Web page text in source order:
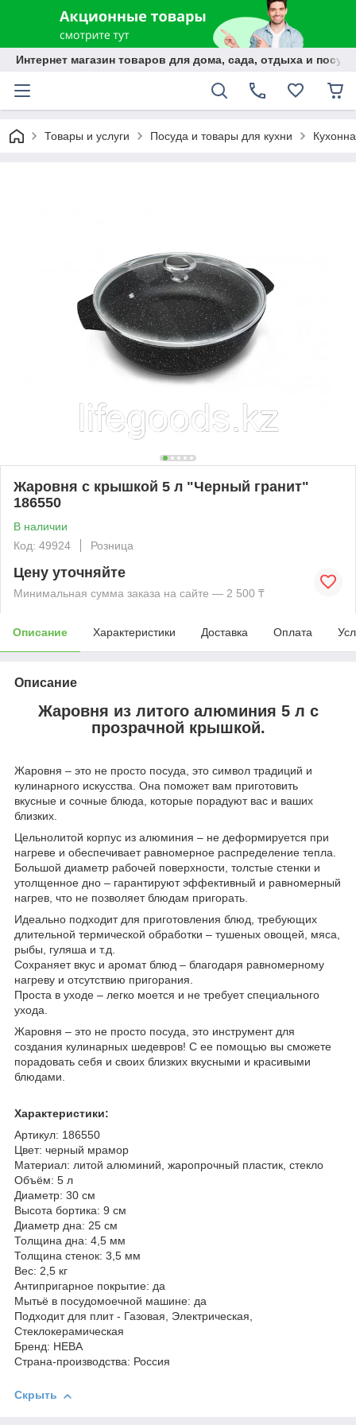
Интернет магазин товаров для дома, сада, отдыха и
Товары и услуги Посуда и товары для кухни
Жаровня с крышкой 5 л "Черный гранит"
186550
В наличии
Код: 49924
Розница
Цену уточняйте
Минимальная сумма заказа на сайте — 2 500 ₸
Описание Характеристики Доставка Оплата
Описание
Жаровня из литого алюминия 5 л с
прозрачной крышкой.
Жаровня – это не просто посуда, это символ традиций и
кулинарного искусства. Она поможет вам приготовить
вкусные и сочные блюда, которые порадуют вас и ваших
близких.
Цельнолитой корпус из алюминия – не деформируется при
нагреве и обеспечивает равномерное распределение тепла.
Большой диаметр рабочей поверхности, толстые стенки и
утолщенное дно – гарантируют эффективный и равномерный
нагрев, что не позволяет блюдам пригорать.
Идеально подходит для приготовления блюд, требующих
длительной термической обработки – тушеных овощей, мяса,
рыбы, гуляша и т.д.
Сохраняет вкус и аромат блюд – благодаря равномерному
нагреву и отсутствию пригорания.
Проста в уходе – легко моется и не требует специального
ухода.
Жаровня – это не просто посуда, это инструмент для
создания кулинарных шедевров! С ее помощью вы сможете
порадовать себя и своих близких вкусными и красивыми
блюдами.
Характеристики:
Артикул: 186550
Цвет: черный мрамор
Материал: литой алюминий, жаропрочный пластик, стекло
Объём: 5 л
Диаметр: 30 см
Высота бортика: 9 см
Диаметр дна: 25 см
Толщина дна: 4,5 мм
Толщина стенок: 3,5 мм
Вес: 2,5 кг
Антипригарное покрытие: да
Мытьё в посудомоечной машине: да
Подходит для плит - Газовая, Электрическая,
Стеклокерамическая
Бренд: НЕВА
Страна-производства: Россия
Скрыть